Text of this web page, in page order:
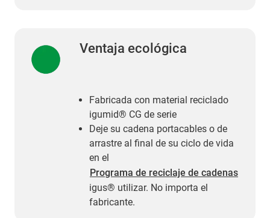
Ventaja ecológica
Fabricada con material reciclado
igumid® CG de serie
Deje su cadena portacables o de
arrastre al final de su ciclo de vida
en el
Programa de reciclaje de cadenas
igus® utilizar. No importa el
fabricante.